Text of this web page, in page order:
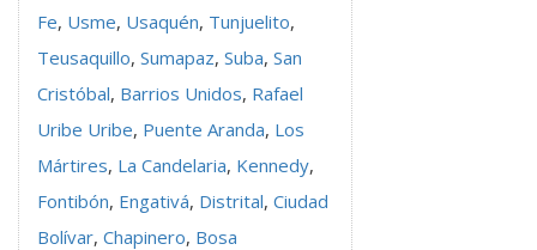
Fe, Usme, Usaquén, Tunjuelito,
Teusaquillo, Sumapaz, Suba, San
Cristóbal, Barrios Unidos, Rafael
Uribe Uribe, Puente Aranda, Los
Mártires, La Candelaria, Kennedy,
Fontibón, Engativá, Distrital, Ciudad
Bolívar, Chapinero, Bosa